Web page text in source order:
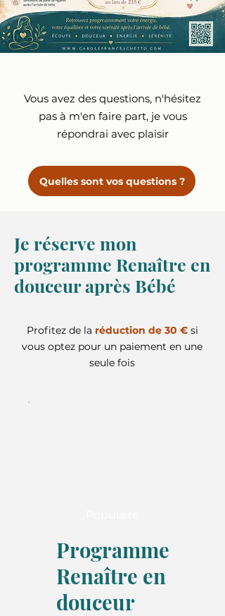
Vous avez des questions, n'hésitez
pas à m'en faire part, je vous
répondrai avec plaisir
Quelles sont vos questions ?
​Je réserve mon
programme Renaître en
douceur après Bébé
Profitez de la réduction de 30 €si
vous optez pour un paiement en une
seule fois
Programme
Renaître en
douceur